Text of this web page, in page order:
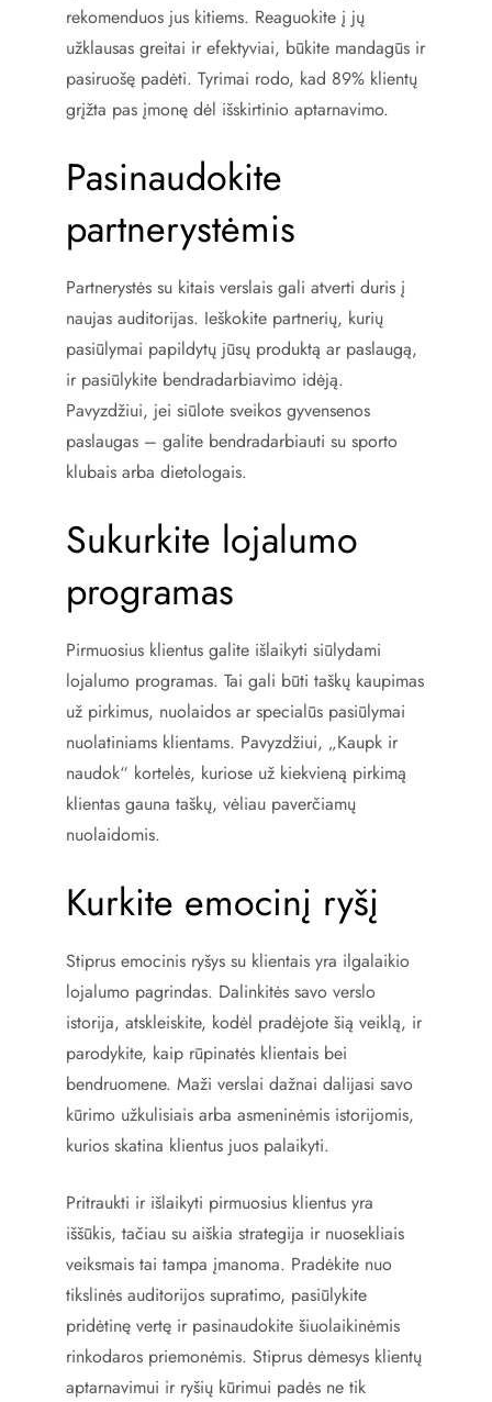
rekomenduos jus kitiems. Reaguokite į jų
užklausas greitai ir efektyviai, būkite mandagūs ir
pasiruošę padėti. Tyrimai rodo, kad 89% klientų
grįžta pas įmonę dėl išskirtinio aptarnavimo.
Pasinaudokite
partnerystėmis
Partnerystės su kitais verslais gali atverti duris į
naujas auditorijas. Ieškokite partnerių, kurių
pasiūlymai papildytų jūsų produktą ar paslaugą,
ir pasiūlykite bendradarbiavimo idėją.
Pavyzdžiui, jei siūlote sveikos gyvensenos
paslaugas – galite bendradarbiauti su sporto
klubais arba dietologais.
Sukurkite lojalumo
programas
Pirmuosius klientus galite išlaikyti siūlydami
lojalumo programas. Tai gali būti taškų kaupimas
už pirkimus, nuolaidos ar specialūs pasiūlymai
nuolatiniams klientams. Pavyzdžiui, „Kaupk ir
naudok“ kortelės, kuriose už kiekvieną pirkimą
klientas gauna taškų, vėliau paverčiamų
nuolaidomis.
Kurkite emocinį ryšį
Stiprus emocinis ryšys su klientais yra ilgalaikio
lojalumo pagrindas. Dalinkitės savo verslo
istorija, atskleiskite, kodėl pradėjote šią veiklą, ir
parodykite, kaip rūpinatės klientais bei
bendruomene. Maži verslai dažnai dalijasi savo
kūrimo užkulisiais arba asmeninėmis istorijomis,
kurios skatina klientus juos palaikyti.
Pritraukti ir išlaikyti pirmuosius klientus yra
iššūkis, tačiau su aiškia strategija ir nuosekliais
veiksmais tai tampa įmanoma. Pradėkite nuo
tikslinės auditorijos supratimo, pasiūlykite
pridėtinę vertę ir pasinaudokite šiuolaikinėmis
rinkodaros priemonėmis. Stiprus dėmesys klientų
aptarnavimui ir ryšių kūrimui padės ne tik